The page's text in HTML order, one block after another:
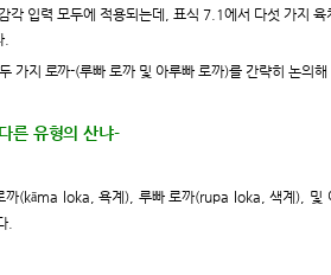
각 입력 모두에 적용되는데, 표식 7.1에서 다섯 가지
가지 로까-(루빠 로까 및 아루빠 로까)를 간략히 논의
른 유형의 산냐-
까(kāma loka, 욕계), 루빠 로까(rupa loka, 색계), 및
.